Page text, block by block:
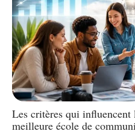
Les critères qui influencent
meilleure école de